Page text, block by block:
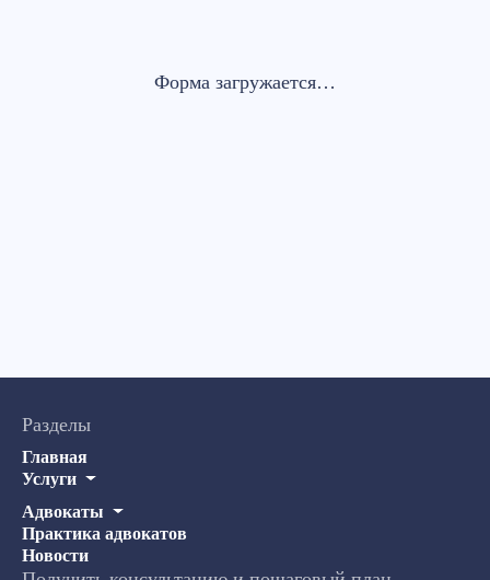
Форма загружается…
Разделы
Главная
Услуги
Адвокаты
Практика адвокатов
Новости